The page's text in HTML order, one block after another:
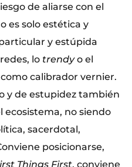
de aliarse con el
es solo estética y
y estúpida
lo trendyo el
calibrador vernier.
y de estupidez también
ecosistema, no siendo
sacerdotal,
posicionarse,
Things First, conviene